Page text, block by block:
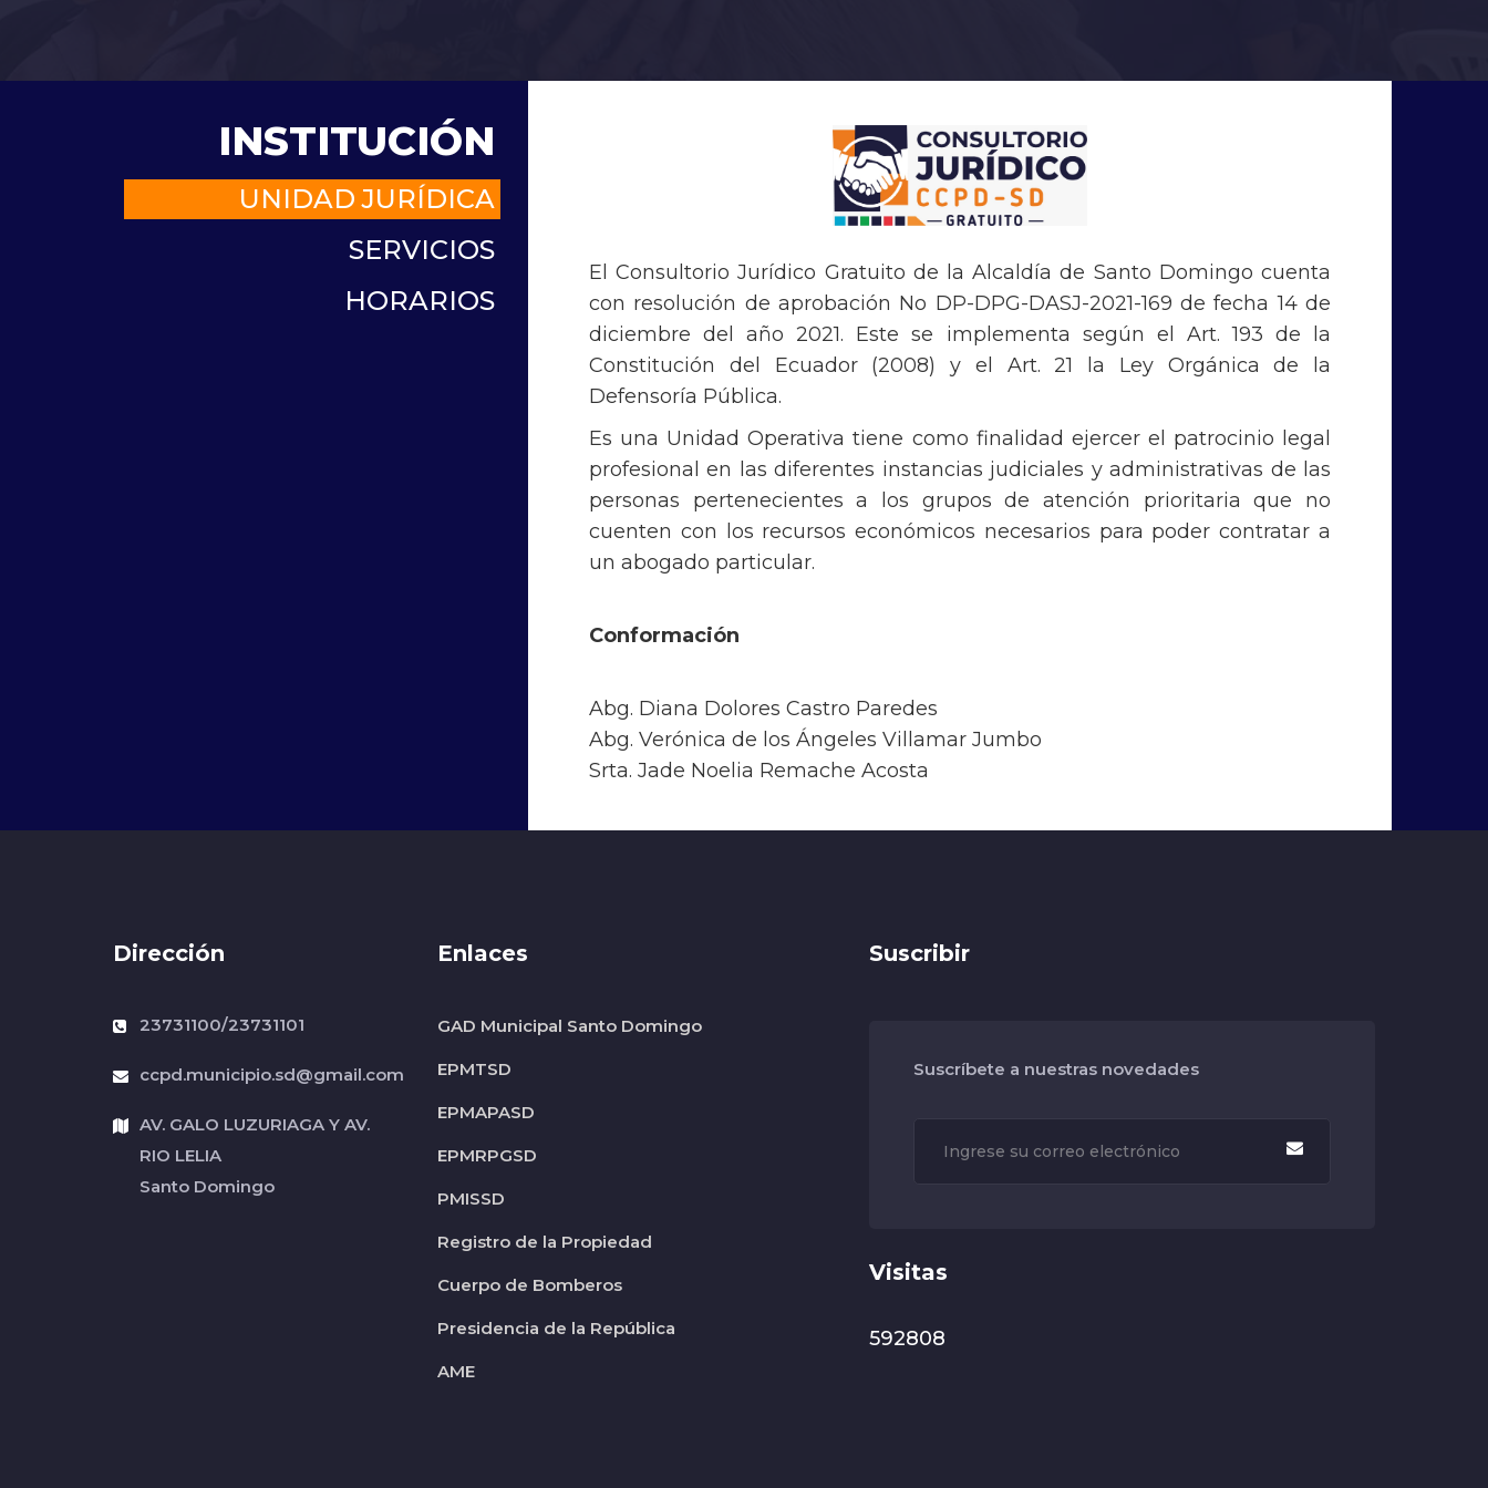
INSTITUCIÓN
UNIDAD JURÍDICA
SERVICIOS
HORARIOS
El Consultorio Jurídico Gratuito de la Alcaldía de Santo Domingo cuenta
con resolución de aprobación No DP-DPG-DASJ-2021-169 de fecha 14 de
diciembre del año 2021. Este se implementa según el Art. 193 de la
Constitución del Ecuador (2008) y el Art. 21 la Ley Orgánica de la
Defensoría Pública.
Es una Unidad Operativa tiene como finalidad ejercer el patrocinio legal
profesional en las diferentes instancias judiciales y administrativas de las
personas pertenecientes a los grupos de atención prioritaria que no
cuenten con los recursos económicos necesarios para poder contratar a
un abogado particular.
Conformación
Abg. Diana Dolores Castro Paredes
Abg. Verónica de los Ángeles Villamar Jumbo
Srta. Jade Noelia Remache Acosta
Dirección
23731100/23731101
ccpd.municipio.sd@gmail.com
AV. GALO LUZURIAGA Y AV.
RIO LELIA
Santo Domingo
Enlaces
GAD Municipal Santo Domingo
EPMTSD
EPMAPASD
EPMRPGSD
PMISSD
Registro de la Propiedad
Cuerpo de Bomberos
Presidencia de la República
AME
Suscribir
Suscríbete a nuestras novedades
Visitas
592808